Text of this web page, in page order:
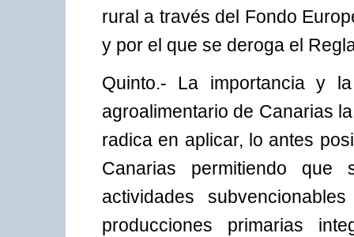
rural a través del Fondo
y por el que se deroga el
Quinto.- La importancia y
agroalimentario de Canarias
radica en aplicar, lo antes
Canarias permitiendo
actividades
producciones primarias